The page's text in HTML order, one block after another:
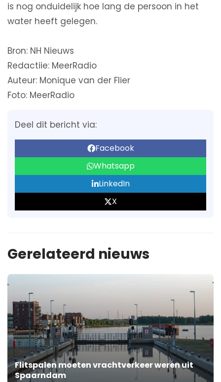
is nog onduidelijk hoe lang de persoon in het
water heeft gelegen.
Bron: NH Nieuws
Redactiie: MeerRadio
Auteur: Monique van der Flier
Foto: MeerRadio
Deel dit bericht via:
Facebook
Whatsapp
LinkedIn
X
Gerelateerd nieuws
Flitspalen moeten vrachtverkeer weren uit
Spaarndam